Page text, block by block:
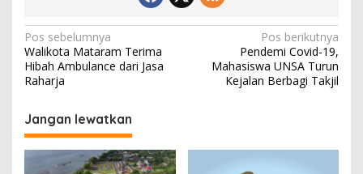
Navigasi
pos
Pos sebelumnya
Walikota Mataram Terima
Hibah Ambulance dari Jasa
Raharja
Pos berikutnya
Pendemi Covid-19,
Mahasiswa UNSA Turun
Kejalan Berbagi Takjil
Jangan lewatkan